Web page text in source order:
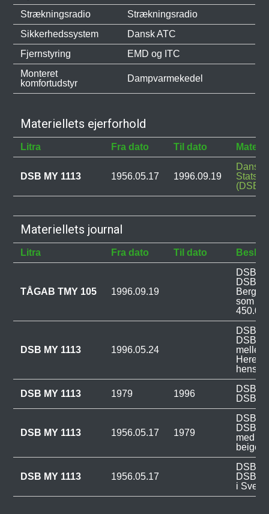
Strækningsradio
Strækningsradio
Sikkerhedssystem
Dansk ATC
Fjernstyring
EMD og ITC
Monteret
komfortudstyr
Dampvarmekedel
Materiellets ejerforhold
Litra Fra dato Til dato
DSB MY 1113 1956.05.17 1996.09.19
Danske
(DSB)
Materiellets journal
Litra Fra dato Til dato
TÅGAB TMY 105 1996.09.19
DSB
DSB til
som
DSB MY 1113 1996.05.24
DSB
DSB
hensat.
DSB MY 1113 1979 1996
DSB
DSB:
DSB MY 1113 1956.05.17 1979
DSB
DSB:
med
beige/
DSB MY 1113 1956.05.17
DSB
DSB
i